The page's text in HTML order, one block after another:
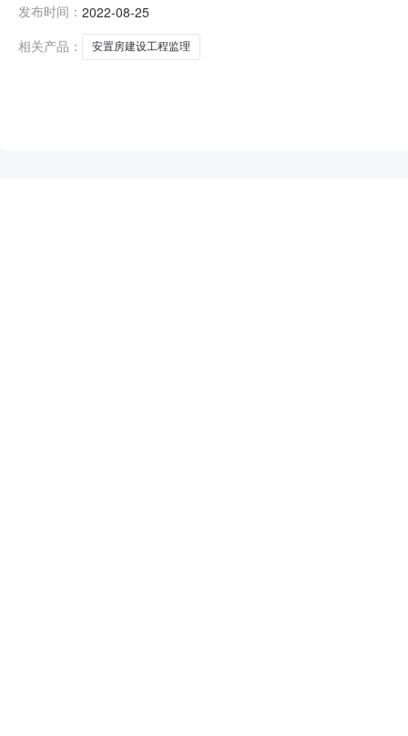
五、招标方式：公开招标六、资格审查：资格后审七、
发布时间： 2022-08-25
相关产品：
安置房建设工程监理